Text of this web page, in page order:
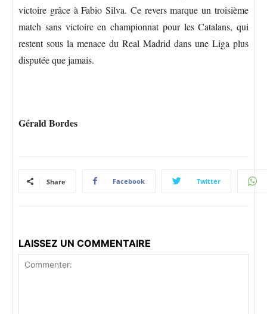
victoire grâce à Fabio Silva. Ce revers marque un troisième
match sans victoire en championnat pour les Catalans, qui
restent sous la menace du Real Madrid dans une Liga plus
disputée que jamais.
Gérald Bordes
Share Facebook Twitter
LAISSEZ UN COMMENTAIRE